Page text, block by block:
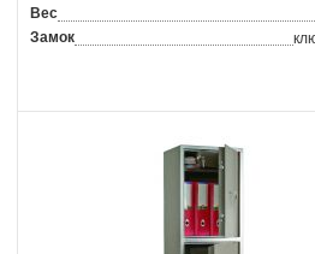
Вес
Замок